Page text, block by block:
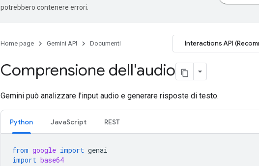
potrebbero contenere errori.
Home page Gemini API Documenti Interactions API
Comprensione dell'audio
Gemini può analizzare l'input audio e generare risposte di testo.
Python JavaScript REST
from google import genai
import base64